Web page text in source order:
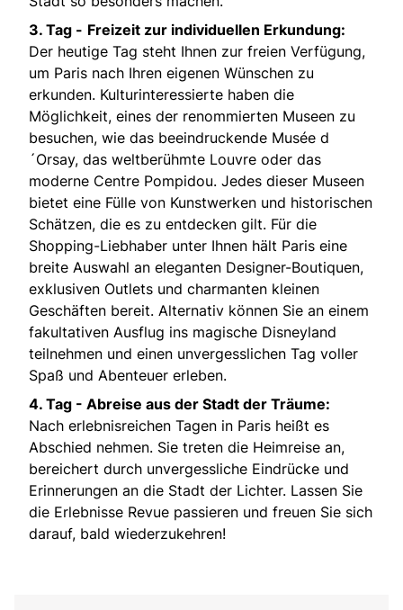
3. Tag - Freizeit zur individuellen Erkundung:
Der heutige Tag steht Ihnen zur freien Verfügung,
um Paris nach Ihren eigenen Wünschen zu
erkunden. Kulturinteressierte haben die
Möglichkeit, eines der renommierten Museen zu
besuchen, wie das beeindruckende Musée d
´Orsay, das weltberühmte Louvre oder das
moderne Centre Pompidou. Jedes dieser Museen
bietet eine Fülle von Kunstwerken und historischen
Schätzen, die es zu entdecken gilt. Für die
Shopping-Liebhaber unter Ihnen hält Paris eine
breite Auswahl an eleganten Designer-Boutiquen,
exklusiven Outlets und charmanten kleinen
Geschäften bereit. Alternativ können Sie an einem
fakultativen Ausflug ins magische Disneyland
teilnehmen und einen unvergesslichen Tag voller
Spaß und Abenteuer erleben.
4. Tag - Abreise aus der Stadt der Träume:
Nach erlebnisreichen Tagen in Paris heißt es
Abschied nehmen. Sie treten die Heimreise an,
bereichert durch unvergessliche Eindrücke und
Erinnerungen an die Stadt der Lichter. Lassen Sie
die Erlebnisse Revue passieren und freuen Sie sich
darauf, bald wiederzukehren!